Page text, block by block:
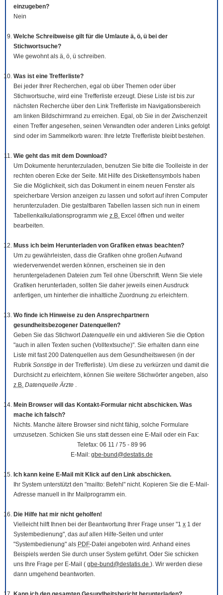
einzugeben?
Nein
Welche Schreibweise gilt für die Umlaute ä, ö, ü bei der
Stichwortsuche?
Wie gewohnt als ä, ö, ü schreiben.
Was ist eine Trefferliste?
Bei jeder Ihrer Recherchen, egal ob über Themen oder über
Stichwortsuche, wird eine Trefferliste erzeugt. Diese Liste ist bis zur
nächsten Recherche über den Link Trefferliste im Navigationsbereich
am linken Bildschirmrand zu erreichen. Egal, ob Sie in der Zwischenzeit
einen Treffer angesehen, seinen Verwandten oder anderen Links gefolgt
sind oder im Sammelkorb waren: Ihre letzte Trefferliste bleibt bestehen.
Wie geht das mit dem Download?
Um Dokumente herunterzuladen, benutzen Sie bitte die Tool leiste in der
rechten oberen Ecke der Seite. Mit Hilfe des Diskettensymbols haben
Sie die Möglichkeit, sich das Dokument in einem neuen Fenster als
speicherbare Version anzeigen zu lassen und sofort auf ihren Computer
herunterzuladen. Die gestaltbaren Tabellen lassen sich nun in einem
Tabellenkalkulationsprogramm wie z.B. Excel öffnen und weiter
bearbeiten.
Muss ich beim Herunterladen von Grafiken etwas beachten?
Um zu gewährleisten, dass die Grafiken ohne großen Aufwand
wiederverwendet werden können, erscheinen sie in den
heruntergeladenen Dateien zum Teil ohne Überschrift. Wenn Sie viele
Grafiken herunterladen, sollten Sie daher jeweils einen Ausdruck
anfertigen, um hinterher die inhaltliche Zuordnung zu erleichtern.
Wo finde ich Hinweise zu den Ansprechpartnern
gesundheitsbezogener Datenquellen?
Geben Sie das StichwortDatenquelle ein und aktivieren Sie die Option
"auch in allen Texten suchen (Volltextsuche)". Sie erhalten dann eine
Liste mit fast 200 Datenquellen aus dem Gesundheitswesen (in der
Rubrik Sonstige in der Trefferliste). Um diese zu verkürzen und damit die
Durchsicht zu erleichtern, können Sie weitere Stichwörter angeben, also
z.B. Datenquelle Ärzte .
Mein Browser will das Kontakt-Formular nicht abschicken. Was
mache ich falsch?
Nichts. Manche ältere Browser sind nicht fähig, solche Formulare
umzusetzen. Schicken Sie uns statt dessen eine E-Mail oder ein Fax:
Telefax: 06 11 / 75 - 89 96
E-Mail: gbe-bund@destatis.de
Ich kann keine E-Mail mit Klick auf den Link abschicken.
Ihr System unterstützt den "mailto: Befehl" nicht. Kopieren Sie die E-Mail-
Adresse manuell in Ihr Mailprogramm ein.
Die Hilfe hat mir nicht geholfen!
Vielleicht hilft Ihnen bei der Beantwortung Ihrer Frage unser "1 x 1 der
Systembedienung", das auf allen Hilfe-Seiten und unter
"Systembedienung" als PDF-Datei angeboten wird. Anhand eines
Beispiels werden Sie durch unser System geführt. Oder Sie schicken
uns Ihre Frage per E-Mail ( gbe-bund@destatis.de ). Wir werden diese
dann umgehend beantworten.